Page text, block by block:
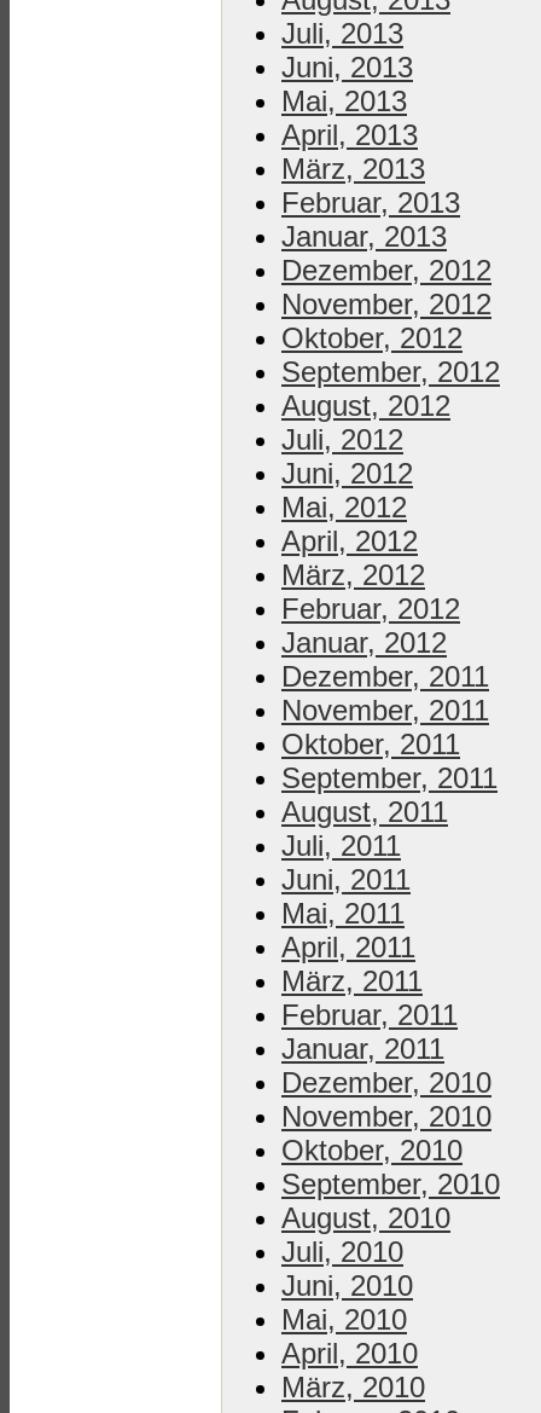
Juli, 2013
Juni, 2013
Mai, 2013
April, 2013
März, 2013
Februar, 2013
Januar, 2013
Dezember, 2012
November, 2012
Oktober, 2012
September, 2012
August, 2012
Juli, 2012
Juni, 2012
Mai, 2012
April, 2012
März, 2012
Februar, 2012
Januar, 2012
Dezember, 2011
November, 2011
Oktober, 2011
September, 2011
August, 2011
Juli, 2011
Juni, 2011
Mai, 2011
April, 2011
März, 2011
Februar, 2011
Januar, 2011
Dezember, 2010
November, 2010
Oktober, 2010
September, 2010
August, 2010
Juli, 2010
Juni, 2010
Mai, 2010
April, 2010
März, 2010